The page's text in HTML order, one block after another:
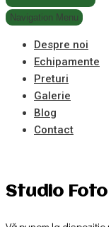
Navigation Menu
Despre noi
Echipamente
Preturi
Galerie
Blog
Contact
Studio